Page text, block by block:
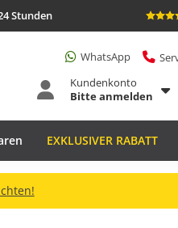
Stunden
WhatsApp
Kundenkonto
Bitte anmelden
EXKLUSIVER RABATT